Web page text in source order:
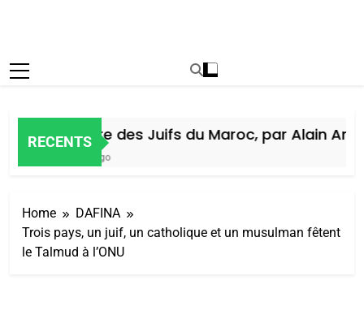
RECENTS
Histoire des Juifs du Maroc, par Alain Amiel
Home
DAFINA
Trois pays, un juif, un catholique et un musulman fêtent
le Talmud à l’ONU